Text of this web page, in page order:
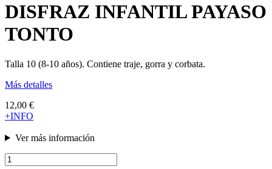
DISFRAZ INFANTIL PAYASO
TONTO
Talla 10 (8-10 años). Contiene traje, gorra y corbata.
Más detalles
12,00 €
+INFO
Ver más información